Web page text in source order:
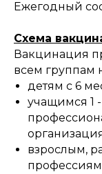
Ежегодный
Схема
Вакцинация
всем группам
детям с 6
учащимся 1
взрослым,